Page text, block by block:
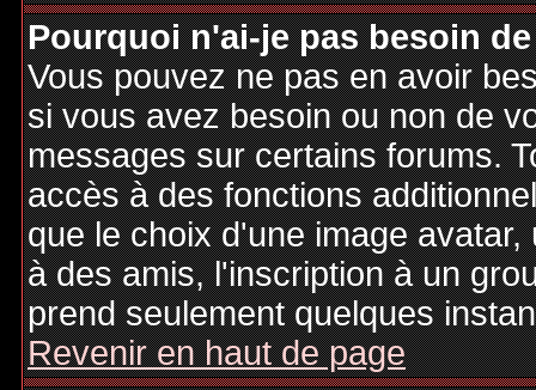
Pourquoi n'ai-je pas besoin
Vous pouvez ne pas en avoir
si vous avez besoin ou non de
messages sur certains forums.
accès à des fonctions
que le choix d'une image
à des amis, l'inscription à un
prend seulement quelques
Revenir en haut de page